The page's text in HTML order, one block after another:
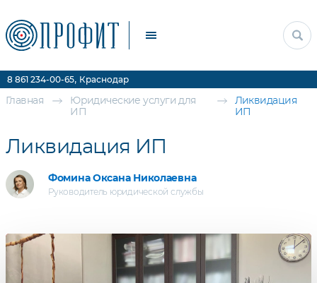
Цены
8 861 234-00-65, Краснодар
Главная
Юридические услуги для
ИП
Ликвидация
ИП
Ликвидация ИП
Фомина Оксана Николаевна
Руководитель юридической службы